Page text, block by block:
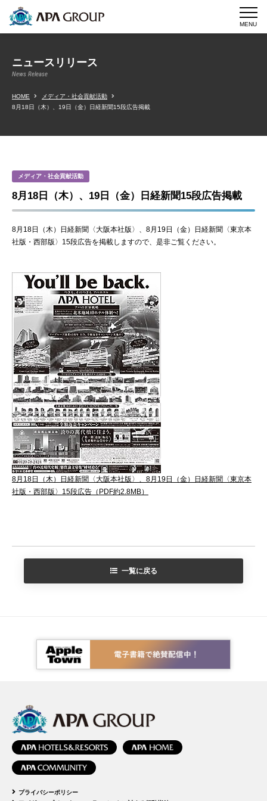
MENU
ニュースリリース
News Release
HOME
メディア・社会貢献活動
8月18日（木）、19日（金）日経新聞15段広告掲載
メディア・社会貢献活動
8月18日（木）、19日（金）日経新聞15段広告掲載
8月18日（木）日経新聞〈大阪本社版〉、8月19日（金）日経新聞〈東京本
社版・西部版〉15段広告を掲載しますので、是非ご覧ください。
8月18日（木）日経新聞〈大阪本社版〉、8月19日（金）日経新聞〈東京本
社版・西部版〉15段広告（PDF約2.8MB）
一覧に戻る
プライバシーポリシー